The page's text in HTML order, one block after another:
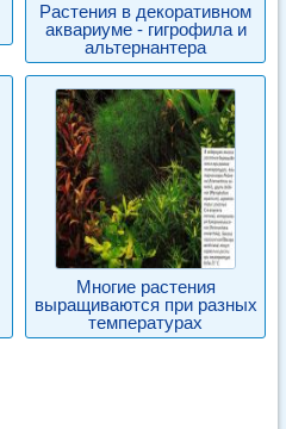
Растения в декоративном
аквариуме - гигрофила и
альтернантера
Многие растения
выращиваются при разных
температурах